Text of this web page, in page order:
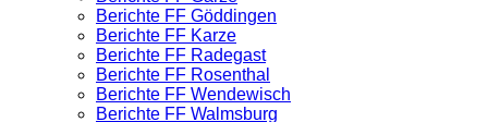
Berichte FF Göddingen
Berichte FF Karze
Berichte FF Radegast
Berichte FF Rosenthal
Berichte FF Wendewisch
Berichte FF Walmsburg